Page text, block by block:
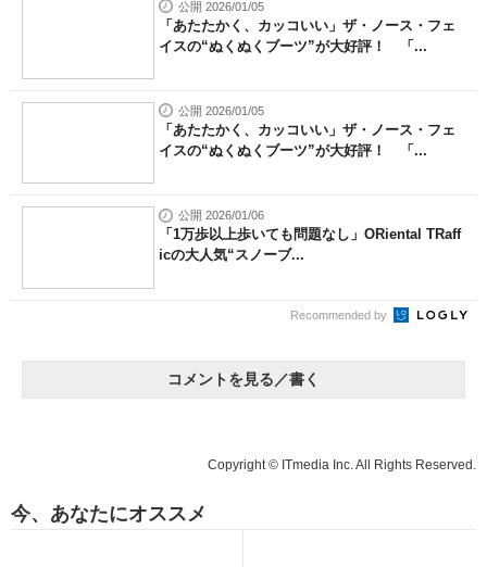
公開 2026/01/05
「あたたかく、カッコいい」ザ・ノース・フェ
イスの“ぬくぬくブーツ”が大好評！ 「...
公開 2026/01/05
「あたたかく、カッコいい」ザ・ノース・フェ
イスの“ぬくぬくブーツ”が大好評！ 「...
公開 2026/01/06
「1万歩以上歩いても問題なし」ORiental TRaff
icの大人気“スノーブ...
Recommended by
コメントを見る／書く
Copyright © ITmedia Inc. All Rights Reserved.
今、あなたにオススメ